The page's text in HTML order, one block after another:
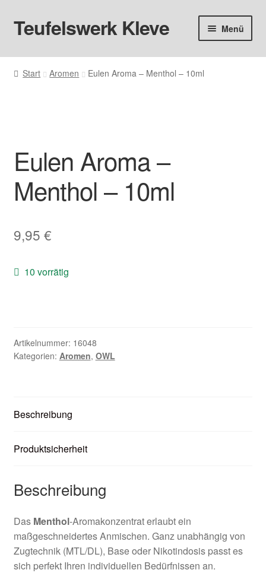
Zur
Navigation
Zum
Inhalt
Teufelswerk Kleve Menü
Startseite
Liquids
Big Puff
Basen & Nikotin
Zubehör
Kontaktformular
Start Aromen Eulen Aroma – Menthol – 10ml
Eulen Aroma –
Menthol – 10ml
9,95 €
10 vorrätig
Artikelnummer: 16048
Kategorien: Aromen, OWL
Beschreibung
Produktsicherheit
Beschreibung
Das Menthol-Aromakonzentrat erlaubt ein
maßgeschneidertes Anmischen. Ganz unabhängig von
Zugtechnik (MTL/DL), Base oder Nikotindosis passt es
sich perfekt Ihren individuellen Bedürfnissen an.